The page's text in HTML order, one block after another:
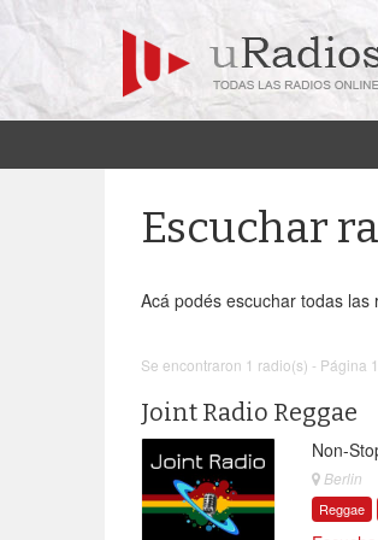
Escuchar
Acá podés escuchar todas
Se encontraron 1 radio(s) - Página 1
Joint Radio Reggae
Non-
Berlin
Reggae